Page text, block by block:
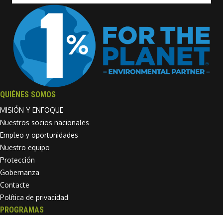
QUIÉNES SOMOS
MISIÓN Y ENFOQUE
Nuestros socios nacionales
Empleo y oportunidades
Nuestro equipo
Protección
Gobernanza
Contacte
Política de privacidad
PROGRAMAS